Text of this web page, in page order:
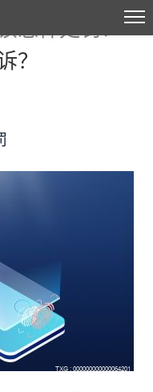
怎样处罚？
？